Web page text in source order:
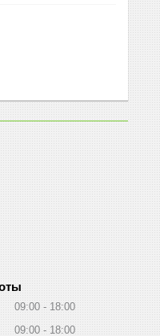
09:00
18:00
09:00
18:00